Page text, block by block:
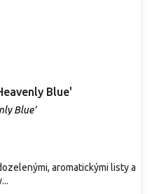
Blue'
Blue'
aromatickými listy a